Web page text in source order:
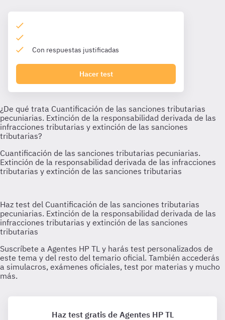
Con respuestas justificadas
Hacer test
Haz test gratis de Agentes HP TL